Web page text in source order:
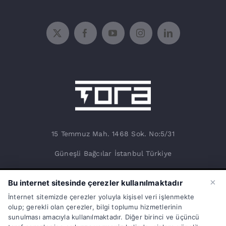
15 Temmuz Mah. 1468 Sok. No:5/31
Güneşli Bağcılar İstanbul Türkiye
info@torasarj.com
torateknik@hs01.kep.tr
0850 808 86 72
×
Bu internet sitesinde çerezler kullanılmaktadır
İnternet sitemizde çerezler yoluyla kişisel veri işlenmekte
olup; gerekli olan çerezler, bilgi toplumu hizmetlerinin
sunulması amacıyla kullanılmaktadır. Diğer birinci ve üçüncü